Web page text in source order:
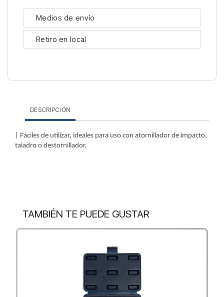
Medios de envío
Retiro en local
DESCRIPCIÓN
| Fáciles de utilizar, ideales para uso con atornillador de impacto,
taladro o destornillador.
TAMBIÉN TE PUEDE GUSTAR